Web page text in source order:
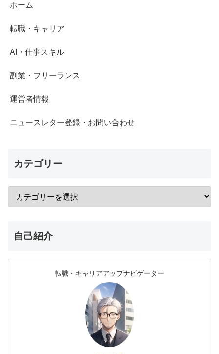
ホーム
転職・キャリア
AI・仕事スキル
副業・フリーランス
運営者情報
ニュースレター登録・お問い合わせ
カテゴリー
自己紹介
転職・キャリアアップナビゲーター